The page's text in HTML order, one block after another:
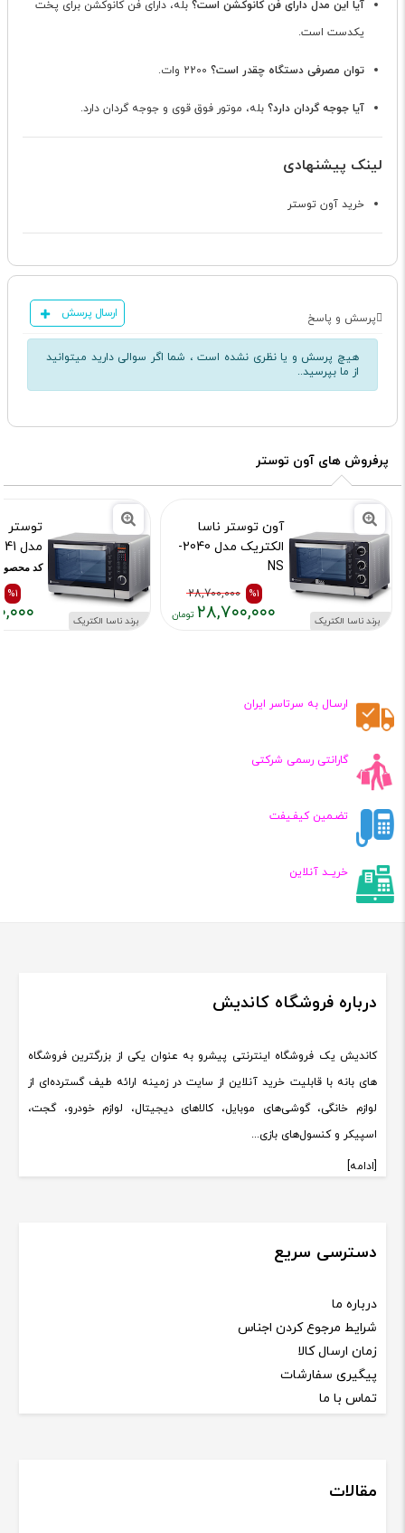
آیا این مدل دارای فن کانوکشن است؟ بله، دارای فن کانوکشن برای پخت
یکدست است.
توان مصرفی دستگاه چقدر است؟
آیا جوجه گردان دارد؟ بله، موتور فوق قوی و جوجه گردان دارد.
لینک پیشنهادی
خرید آون توستر
پرسش و پاسخ ارسال پرسش
هیچ پرسش و یا نظری نشده است ، شما اگر سوالی دارید میتوانید
از ما بپرسید..
پرفروش های آون توستر
برند ناسا الکتریک
آون توستر ناسا
الکتریک مدل 2040-
NS
کد محصول :12010
%1
28,700,000
۲۸,۷۰۰,۰۰۰
بود
برند ناسا الکتریک
توستر
مدل 2041-NS
کد محصول
%1
ارسـال به سرتاسر ایران
گارانتی رسمی شرکتی
تضـمین کیفـیفت
خریــد آنلاین
درباره فروشگاه کاندیش
کاندیش یک فروشگاه اینترنتی پیشرو به عنوان یکی از بزرگترین فروشگاه
های بانه با قابلیت خرید آنلاین از سایت در زمینه ارائه طیف گسترده‌ای از
لوازم خانگی، گوشی‌های موبایل، کالاهای دیجیتال، لوازم خودرو، گجت،
اسپیکر و کنسول‌های بازی...
[ادامه]
دسترسی سریع
درباره ما
شرایط مرجوع کردن اجناس
زمان ارسال کالا
پیگیری سفارشات
تماس با ما
مقالات